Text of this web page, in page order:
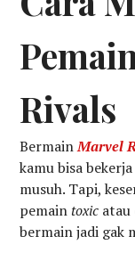
Rivals
BermainMarvel
kamu bisa
musuh. Tapi,
pemaintoxic atau
bermain jadi gak